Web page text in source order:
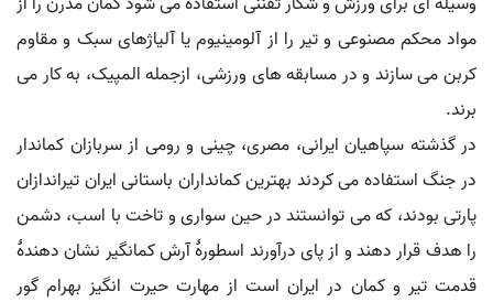
مواد محکم مصنوعی و تیر را از آلومینیوم یا آلیاژهای سبک و مقاوم
کربن می سازند و در مسابقه های ورزشی، ازجمله المپیک، به کار می
برند.
در گذشته سپاهیان ایرانی، مصری، چینی و رومی از سربازان کماندار
در جنگ استفاده می کردند بهترین کمانداران باستانی ایران تیراندازان
پارتی بودند، که می توانستند در حین سواری و تاخت با اسب، دشمن
را هدف قرار دهند و از پای درآورند اسطورۀ آرش کمانگیر نشان دهندۀ
قدمت تیر و کمان در ایران است از مهارت حیرت انگیز بهرام گور